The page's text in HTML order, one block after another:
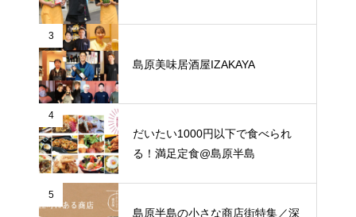
3
島原美味居酒屋IZAKAYA
4
だいたい1000円以下で食べられ
る！満足定食@島原半島
5
島原半島の小さな商店街特集／深